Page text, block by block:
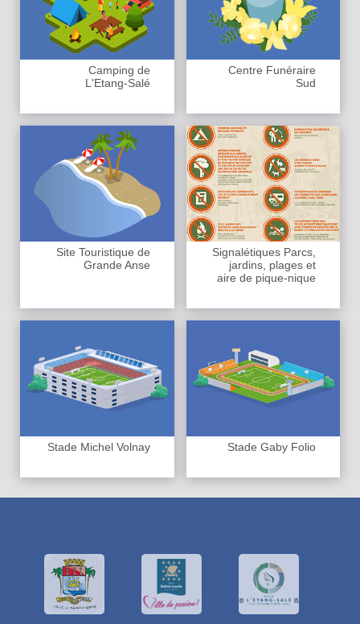
Camping de
L'Etang-Salé
Centre Funéraire
Sud
Site Touristique de
Grande Anse
Signalétiques Parcs,
jardins, plages et
aire de pique-nique
Stade Michel Volnay Stade Gaby Folio